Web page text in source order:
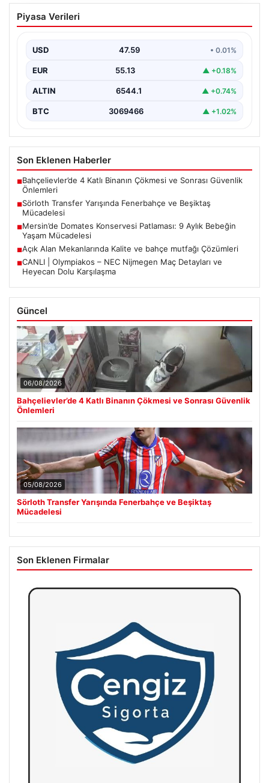
Sörloth Transfer Yarışında Fenerbahçe
ve Beşiktaş Mücadelesi
sahne olurken, Süper Lig’in iki büyük devi,…
Piyasa Verileri
USD 47.59 • 0.01%
EUR 55.13 ▲ +0.18%
ALTIN 6544.1 ▲ +0.74%
BTC 3069466 ▲ +1.02%
Son Eklenen Haberler
■Bahçelievler’de 4 Katlı Binanın Çökmesi ve Sonrası Güvenlik
Önlemleri
■Sörloth Transfer Yarışında Fenerbahçe ve Beşiktaş
Mücadelesi
■Mersin’de Domates Konservesi Patlaması: 9 Aylık Bebeğin
Yaşam Mücadelesi
■Açık Alan Mekanlarında Kalite ve bahçe mutfağı Çözümleri
■CANLI | Olympiakos – NEC Nijmegen Maç Detayları ve
Heyecan Dolu Karşılaşma
Güncel
06/08/2026
Bahçelievler’de 4 Katlı Binanın Çökmesi ve Sonrası Güvenlik
Önlemleri
05/08/2026
Sörloth Transfer Yarışında Fenerbahçe ve Beşiktaş
Mücadelesi
Son Eklenen Firmalar